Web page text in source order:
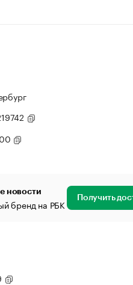
новости
бренд на РБК Получить